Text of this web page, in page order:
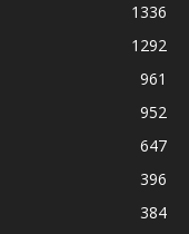
1336
1292
961
952
647
396
384